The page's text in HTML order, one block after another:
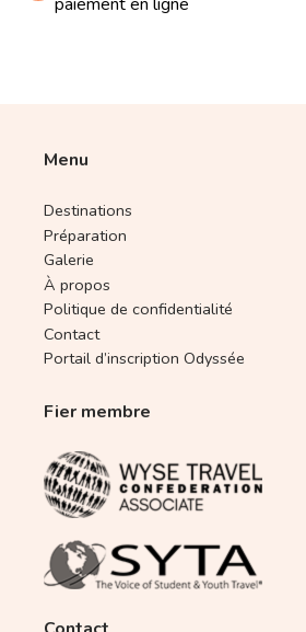
paiement en ligne
Menu
Destinations
Préparation
Galerie
À propos
Politique de confidentialité
Contact
Portail d’inscription Odyssée
Fier membre